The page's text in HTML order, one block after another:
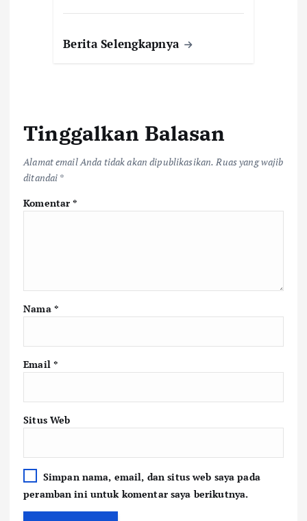
Berita Selengkapnya
Tinggalkan Balasan
Alamat email Anda tidak akan dipublikasikan. Ruas yang wajib
ditandai *
Komentar*
Nama *
Email *
Situs Web
Simpan nama, email, dan situs web saya pada
peramban ini untuk komentar saya berikutnya.